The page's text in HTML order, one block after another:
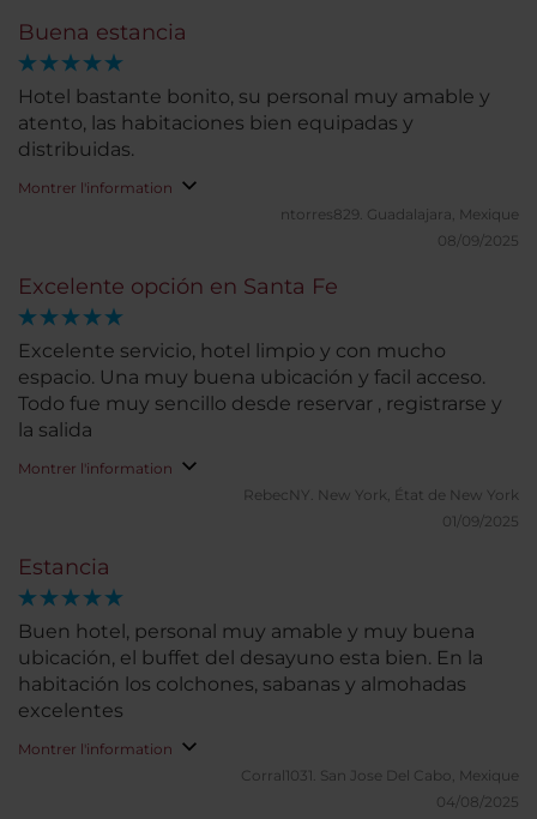
Buena estancia
Hotel bastante bonito, su personal muy amable y
atento, las habitaciones bien equipadas y
distribuidas.
Montrer l'information
ntorres829. Guadalajara, Mexique
08/09/2025
Excelente opción en Santa Fe
Excelente servicio, hotel limpio y con mucho
espacio. Una muy buena ubicación y facil acceso.
Todo fue muy sencillo desde reservar , registrarse y
la salida
Montrer l'information
RebecNY. New York, État de New York
01/09/2025
Estancia
Buen hotel, personal muy amable y muy buena
ubicación, el buffet del desayuno esta bien. En la
habitación los colchones, sabanas y almohadas
excelentes
Montrer l'information
Corral1031. San Jose Del Cabo, Mexique
04/08/2025